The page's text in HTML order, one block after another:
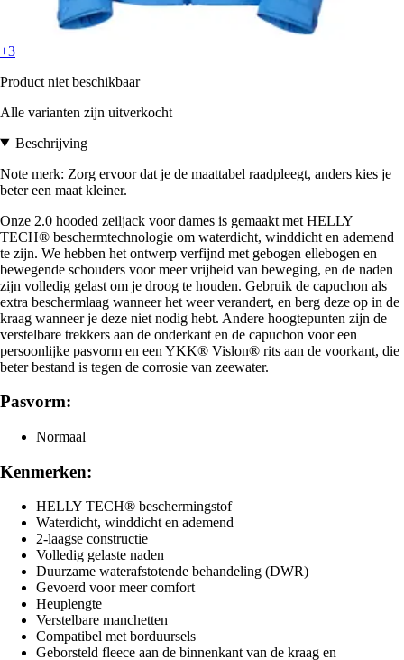
+3
Product niet beschikbaar
Alle varianten zijn uitverkocht
Beschrijving
Note merk: Zorg ervoor dat je de maattabel raadpleegt, anders kies je
beter een maat kleiner.
Onze 2.0 hooded zeiljack voor dames is gemaakt met HELLY
TECH® beschermtechnologie om waterdicht, winddicht en ademend
te zijn. We hebben het ontwerp verfijnd met gebogen ellebogen en
bewegende schouders voor meer vrijheid van beweging, en de naden
zijn volledig gelast om je droog te houden. Gebruik de capuchon als
extra beschermlaag wanneer het weer verandert, en berg deze op in de
kraag wanneer je deze niet nodig hebt. Andere hoogtepunten zijn de
verstelbare trekkers aan de onderkant en de capuchon voor een
persoonlijke pasvorm en een YKK® Vislon® rits aan de voorkant, die
beter bestand is tegen de corrosie van zeewater.
Pasvorm:
Normaal
Kenmerken:
HELLY TECH® beschermingstof
Waterdicht, winddicht en ademend
2-laagse constructie
Volledig gelaste naden
Duurzame waterafstotende behandeling (DWR)
Gevoerd voor meer comfort
Heuplengte
Verstelbare manchetten
Compatibel met borduursels
Geborsteld fleece aan de binnenkant van de kraag en